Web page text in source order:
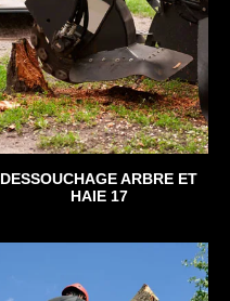
DESSOUCHAGE ARBRE ET
HAIE 17